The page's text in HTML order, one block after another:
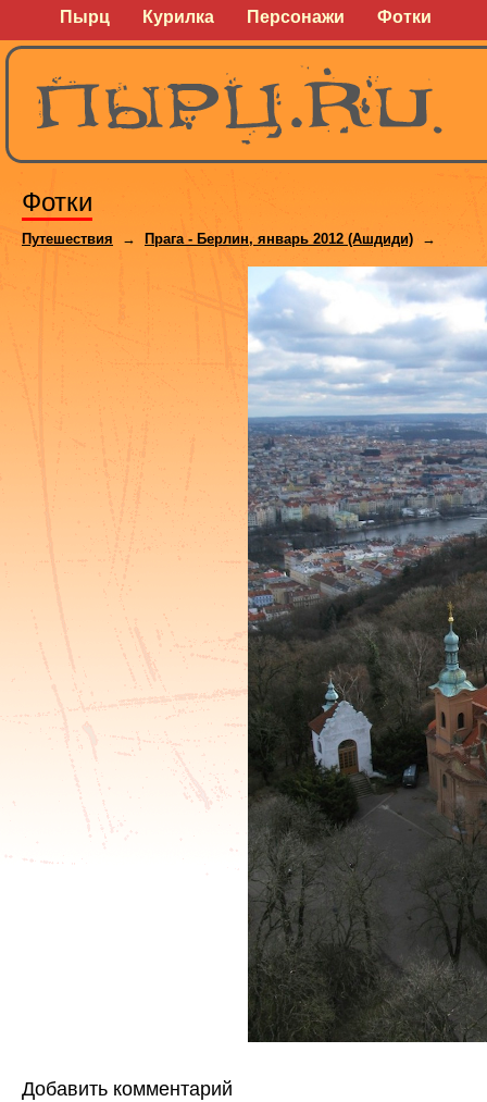
Пырц Курилка Персонажи Фотки
Фотки
Путешествия → Прага - Берлин, январь 2012 (Ашдиди) →
Добавить комментарий